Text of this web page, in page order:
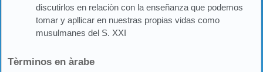
discutirlos en relaciòn con la enseñanza que podemos
tomar y apllicar en nuestras propias vidas como
musulmanes del S. XXI
Tèrminos en àrabe